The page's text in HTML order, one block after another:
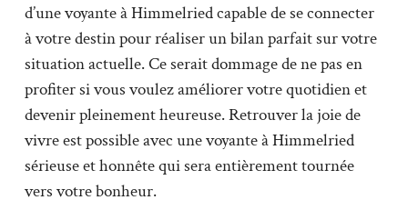
d’une voyante à Himmelried capable de se connecter
à votre destin pour réaliser un bilan parfait sur votre
situation actuelle. Ce serait dommage de ne pas en
profiter si vous voulez améliorer votre quotidien et
devenir pleinement heureuse. Retrouver la joie de
vivre est possible avec une voyante à Himmelried
sérieuse et honnête qui sera entièrement tournée
vers votre bonheur.